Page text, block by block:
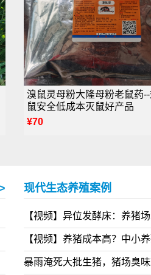
现代生态养殖案例
【视频】异位发酵床：养猪